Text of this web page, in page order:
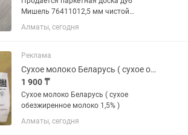
Мишель 76411012,5 мм чистой
селекции производства Беларусь=
размер паркета 0,7640,11=0,08404 = 1
кв.м. Если вам не хватило паркета
или...
Алматы, сегодня
Реклама
Сухое молоко Беларусь ( сухое обезжиренное молоко 1,5% )
1 900 ₸
Сухое молоко Беларусь ( сухое
обезжиренное молоко 1,5% )
Алматы, сегодня